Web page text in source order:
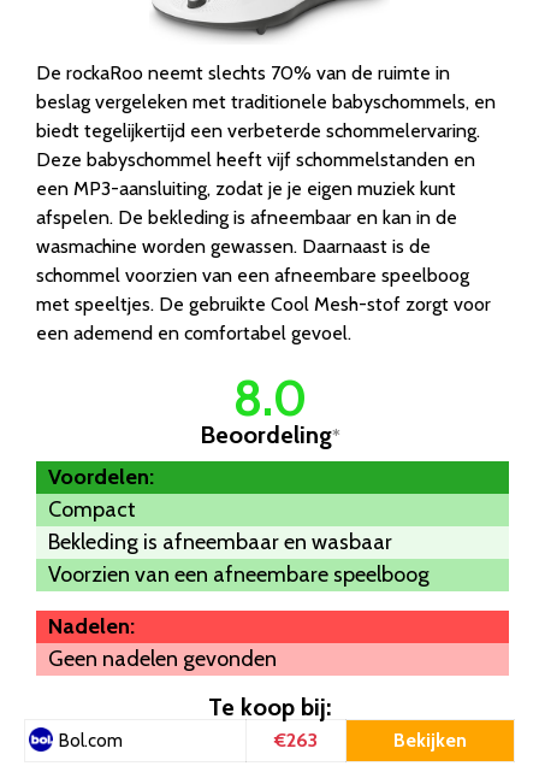
De rockaRoo neemt slechts 70% van de ruimte in
beslag vergeleken met traditionele babyschommels, en
biedt tegelijkertijd een verbeterde schommelervaring.
Deze babyschommel heeft vijf schommelstanden en
een MP3-aansluiting, zodat je je eigen muziek kunt
afspelen. De bekleding is afneembaar en kan in de
wasmachine worden gewassen. Daarnaast is de
schommel voorzien van een afneembare speelboog
met speeltjes. De gebruikte Cool Mesh-stof zorgt voor
een ademend en comfortabel gevoel.
8.0
Beoordeling*
Voordelen:
Compact
Bekleding is afneembaar en wasbaar
Voorzien van een afneembare speelboog
Nadelen:
Geen nadelen gevonden
Te koop bij:
Bol.com €263 Bekijken